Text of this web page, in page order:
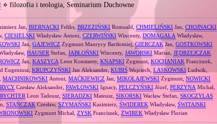
⋄ filozofia i teologia, Seminarium Duchowne
Jan, BIERNACKI Feliks, BRZEZIŃSKI Romuald, CHMIELIŃSKI Jan, CHOJNACKI
CIESIELSKI Władysław Antoni, CZERWIŃSKI Wincenty, DOMAGAŁA Władysław,
Jan, GAJEWICZ Zygmunt Maurycy Bartłomiej,GIERCZAKJan, GOSTKOWSKI
HAUSER Stefan,JABŁOŃSKI Wincenty,JAWORSKI Marian,JĘDRZEJCZAK
Jan, KASZYCA Leon Konstanty, KNAPSKI Zygmunt, KOCHANIAK Franciszek,
Eugeniusz, KRUPCZYŃSKI Jan Aleksander, KUBIŚWojciech, LASKOWSKILudwik,
MACHNIKOWSKI Antoni,MAĆKIEWICZ Jan,MIKOŁAJEWSKI Zygmunt,NOWICKI
Czesław Aleksander, PAWŁOWSKIIgnacy, PEŁCZYŃSKIJózef, PERZYNA Michał,
RYCHTER Leon Tadeusz, SIERADZKIMateusz, SIKORSKIWacław Stefan, SKOCZYLAS
STAŃCZAK Czesław, SZYMAŃSKIKazimierz, ŚWIDEREKWładysław, ŚWITAJSKI
Zygmunt Michał,ZYSK Franciszek,ŻWIREK Władysław Florian